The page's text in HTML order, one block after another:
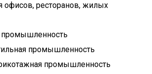
ресторанов, жилых
промышленность
промышленность
промышленность